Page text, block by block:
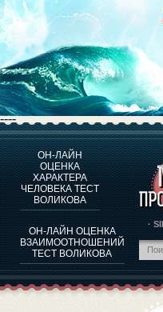
----
ОН-ЛАЙН
ОЦЕНКА
ХАРАКТЕРА
ЧЕЛОВЕКА ТЕСТ
ВОЛИКОВА
ОН-ЛАЙН ОЦЕНКА
ВЗАИМООТНОШЕНИЙ
ТЕСТ ВОЛИКОВА
·
О
ОЦЕНКА
ОЦЕНКА
О
ТЕСТ НА